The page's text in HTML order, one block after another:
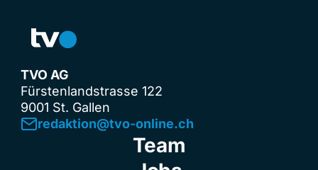
TVO AG
Fürstenlandstrasse 122
9001 St. Gallen
redaktion@tvo-online.ch
Team